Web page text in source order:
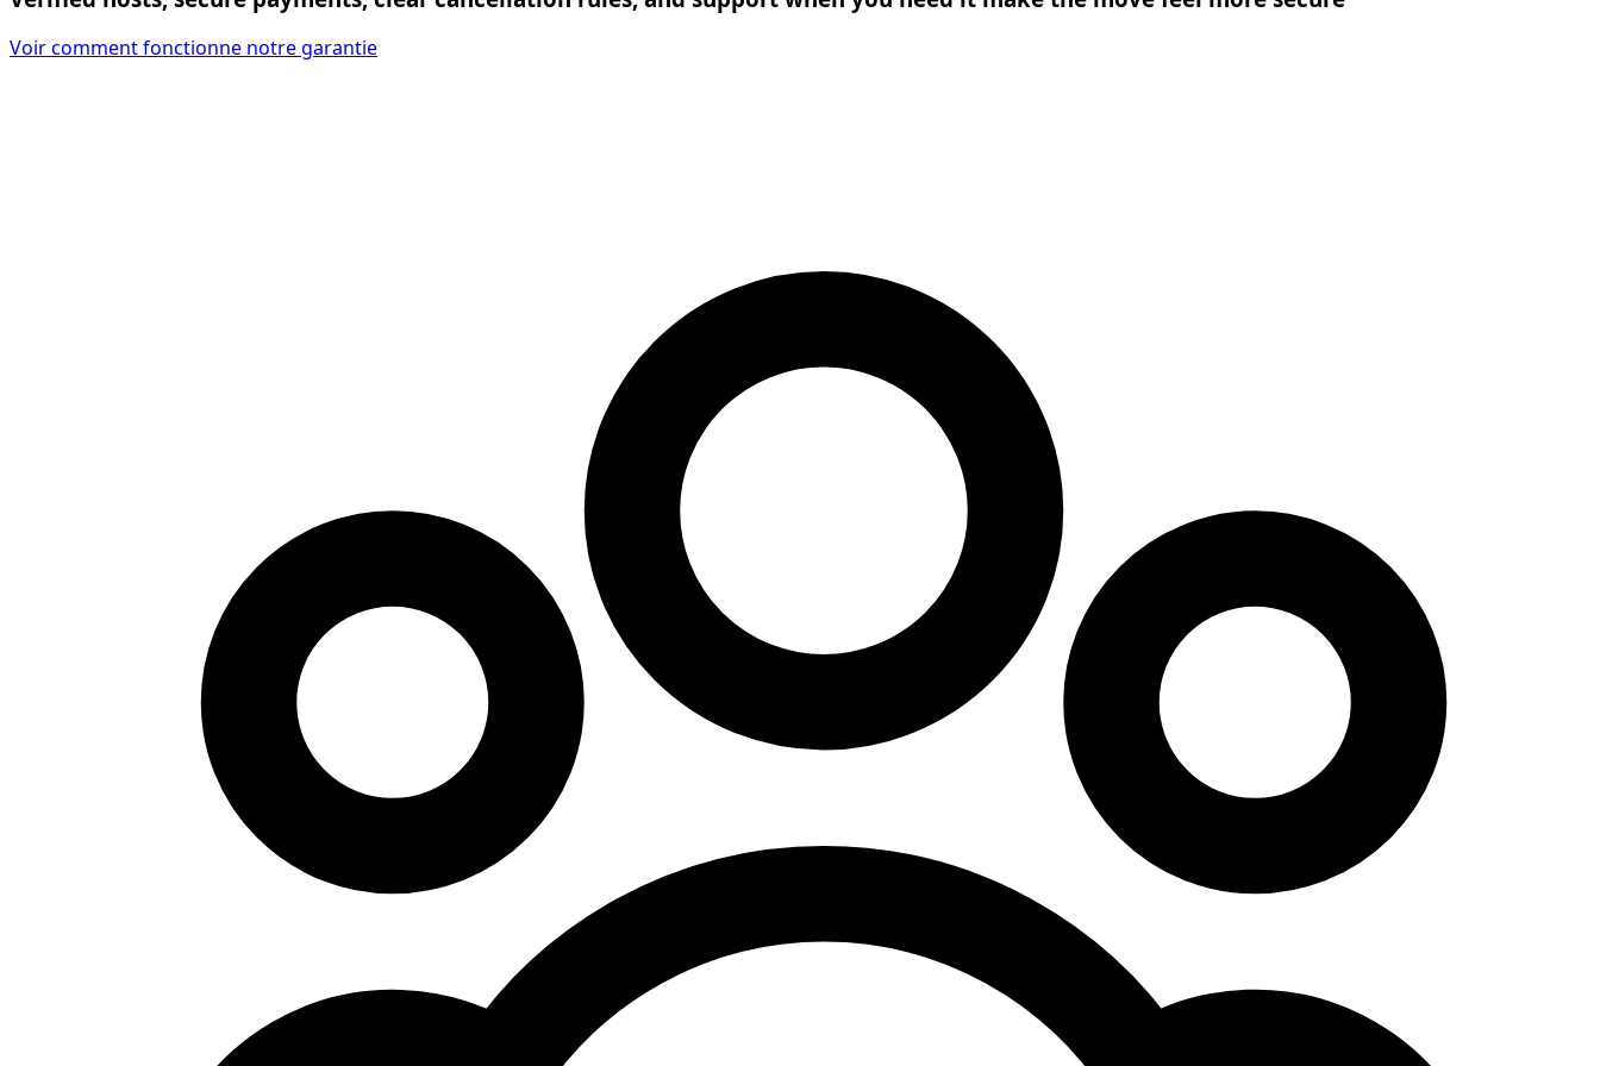
Voir comment fonctionne notre garantie